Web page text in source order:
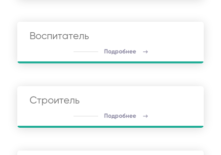
Воспитатель
Подробнее
Строитель
Подробнее